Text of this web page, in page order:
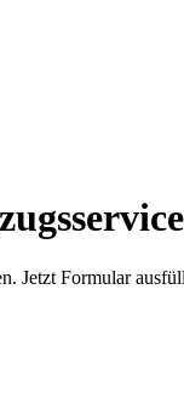
Jetzt Formular